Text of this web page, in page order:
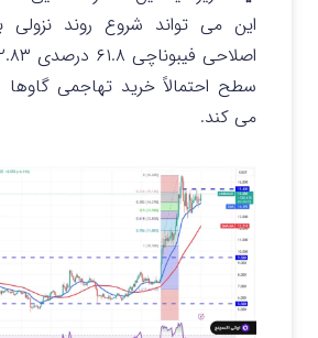
این می تواند شروع روند
سطح احتمالاً خرید تهاجمی
می کند.